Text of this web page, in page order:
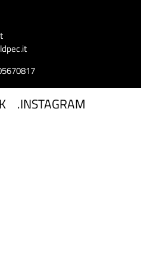
.INSTAGRAM